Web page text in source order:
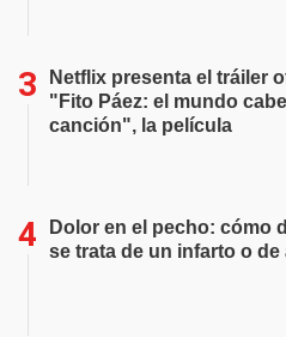
Netflix presenta el tráiler
"Fito Páez: el mundo
canción", la película
Dolor en el pecho: cómo
se trata de un infarto o de